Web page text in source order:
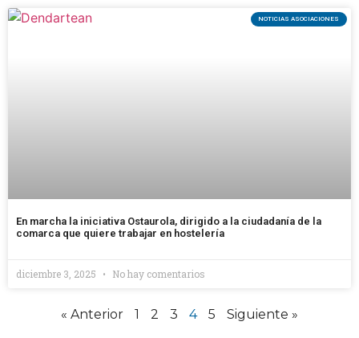
NOTICIAS ASOCIACIONES
En marcha la iniciativa Ostaurola, dirigido a la ciudadanía de la
comarca que quiere trabajar en hostelería
diciembre 3, 2025 No hay comentarios
« Anterior 1 2 3 4 5 Siguiente »